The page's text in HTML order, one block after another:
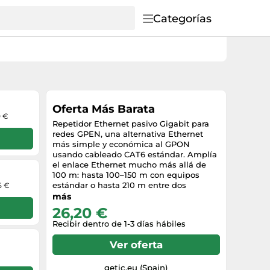
Categorías
€
€
Oferta Más Barata
Repetidor Ethernet pasivo Gigabit para
redes GPEN, una alternativa Ethernet
más simple y económica al GPON
usando cableado CAT6 estándar. Amplía
el enlace Ethernet mucho más allá de
100 m: hasta 100–150 m con equipos
estándar o hasta 210 m entre dos
unidades GPeR, según la calidad del
largos de hasta 1,5 km con PoE en un
lado, o hasta 3 km cuando ambos
extremos aportan alimentación PoE.
Compatible con Passive PoE
passthrough para llevar datos y energía
por un solo cable; los jumpers integrados
más
26,20 €
Recibir dentro de 1-3 días hábiles
Ver oferta
getic.eu (Spain)